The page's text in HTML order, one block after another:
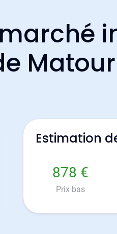
Matour
Estimation
878 €
Prix bas